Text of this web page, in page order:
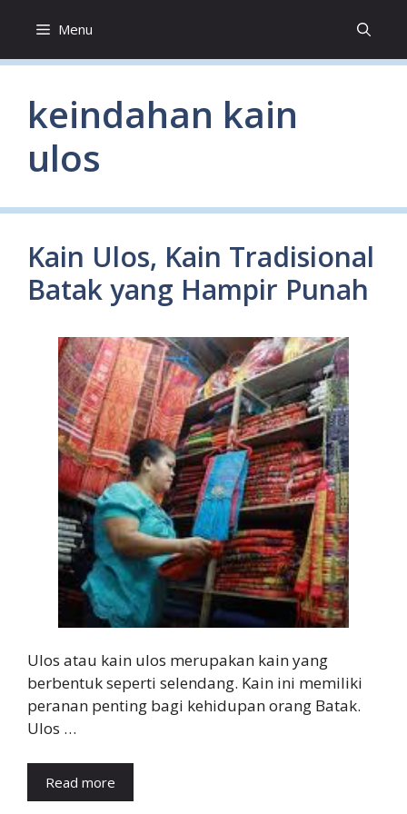
content
Menu
keindahan kain
ulos
Kain Ulos, Kain Tradisional
Batak yang Hampir Punah
Ulos atau kain ulos merupakan kain yang
berbentuk seperti selendang. Kain ini memiliki
peranan penting bagi kehidupan orang Batak.
Ulos …
Read more